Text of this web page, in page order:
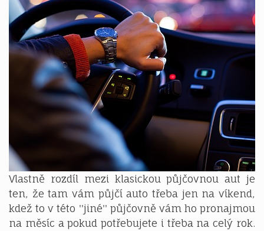
Vlastně rozdíl mezi klasickou půjčovnou aut je
ten, že tam vám půjčí auto třeba jen na víkend,
kdež to v této ''jiné'' půjčovně vám ho pronajmou
na měsíc a pokud potřebujete i třeba na celý rok.